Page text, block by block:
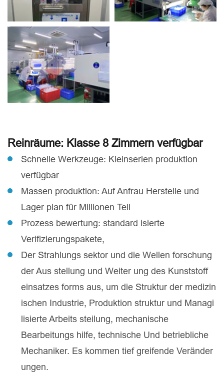
Reinräume: Klasse 8 Zimmern verfügbar
Schnelle Werkzeuge: Kleinserien produktion
verfügbar
Massen produktion: Auf Anfrau Herstelle und
Lager plan für Millionen Teil
Prozess bewertung: standard isierte
Verifizierungspakete,
Der Strahlungs sektor und die Wellen forschung
der Aus stellung und Weiter ung des Kunststoff
einsatzes forms aus, um die Struktur der medizin
ischen Industrie, Produktion struktur und Managi
lisierte Arbeits steilung, mechanische
Bearbeitungs hilfe, technische Und betriebliche
Mechaniker. Es kommen tief greifende Veränder
ungen.